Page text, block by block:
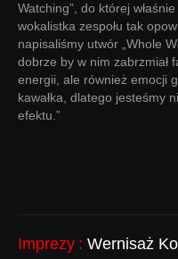
Watching”, do której
wokalistka zespołu tak
napisaliśmy utwór „Whole
dobrze by w nim zabrzmiał
energii, ale również emocji
kawałka, dlatego jesteśmy
efektu.”
Imprezy : Wernisaż